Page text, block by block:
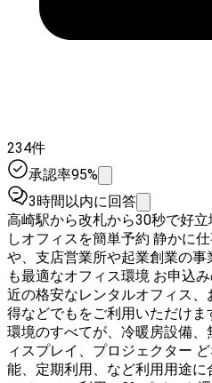
234件
承認率95%
3時間以内に回答
高崎駅から改札から30秒で好
しオフィスを簡単予約 静かに
や、支店営業所や起業創業の
も最適なオフィス環境 お申込
近の格安なレンタルオフィス
得などでもをご利用いただけ
環境のすべてが、冷暖房設備
ィスプレイ、プロジェクター
能、定期利用、など利用用途